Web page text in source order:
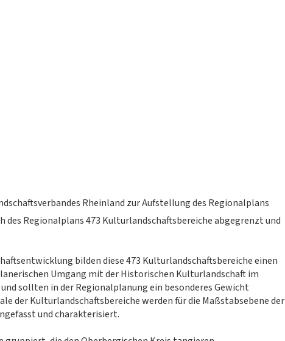
Rheinland zur Aufstellung des Regionalplans
des Regionalplans 473 Kulturlandschaftsbereiche abgegrenzt und
bilden diese 473 Kulturlandschaftsbereiche einen
Umgang mit der Historischen Kulturlandschaft im
sollten in der Regionalplanung ein besonderes Gewicht
der Kulturlandschaftsbereiche werden für die Maßstabsebene der
und charakterisiert.